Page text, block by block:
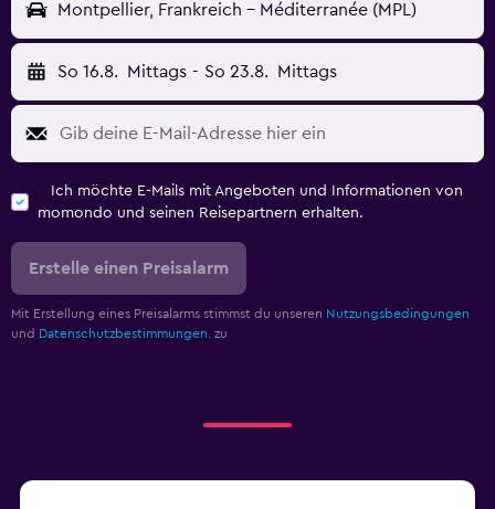
Montpellier, Frankreich - Méditerranée (MPL)
So 16.8. Mittags - So 23.8. Mittags
Ich möchte E-Mails mit Angeboten und Informationen von
momondo und seinen Reisepartnern erhalten.
Erstelle einen Preisalarm
Mit Erstellung eines Preisalarms stimmst du unseren Nutzungsbedingungen
und Datenschutzbestimmungen. zu